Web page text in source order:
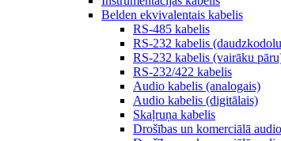
Belden ekvivalentais kabelis
RS-485 kabelis
RS-232 kabelis
RS-232 kabelis (vairāku
RS-232/422 kabelis
Audio kabelis (analogais)
Audio kabelis (digitālais)
Skaļruņa kabelis
Drošības un komerciālā